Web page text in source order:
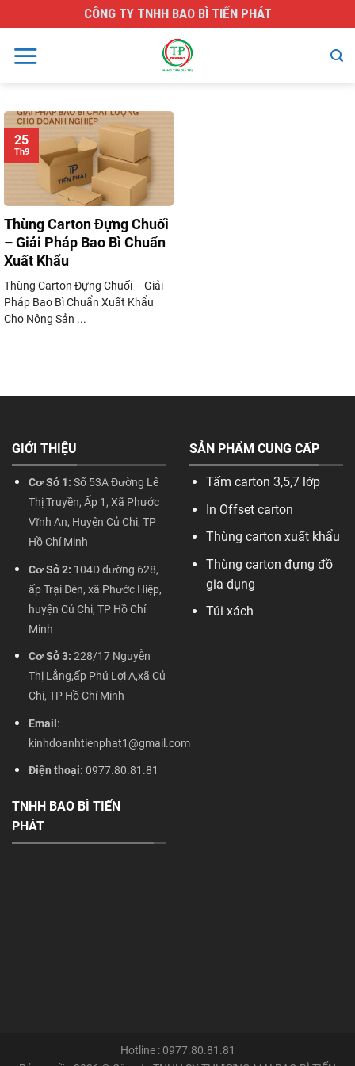
to
content
CÔNG TY TNHH BAO BÌ TIẾN PHÁT
Thùng Carton Đựng Chuối
– Giải Pháp Bao Bì Chuẩn
Xuất Khẩu
Thùng Carton Đựng Chuối – Giải
Pháp Bao Bì Chuẩn Xuất Khẩu
Cho Nông Sản ...
25
Th9
GIỚI THIỆU
Cơ Sở 1: Số 53A Đường Lê
Thị Truyền, Ấp 1, Xã Phước
Vĩnh An, Huyện Củ Chi, TP
Hồ Chí Minh
Cơ Sở 2: 104D đường 628,
ấp Trại Đèn, xã Phước Hiệp,
huyện Củ Chi, TP Hồ Chí
Minh
Cơ Sở 3: 228/17 Nguyễn
Thị Lắng,ấp Phú Lợi A,xã Củ
Chi, TP Hồ Chí Minh
Email :
kinhdoanhtienphat1@gmail.com
Điện thoại: 0977.80.81.81
SẢN PHẨM CUNG CẤP
Tấm carton 3,5,7 lớp
In Offset carton
Thùng carton xuất khẩu
Thùng carton đựng đồ
gia dụng
Túi xách
TNHH BAO BÌ TIẾN
PHÁT
Hotline : 0977.80.81.81